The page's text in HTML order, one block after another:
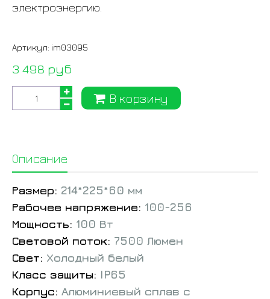
электроэнергию.
Артикул: im03095
3 498 руб
В корзину
Описание
Размер: 214*225*60 мм
Рабочее напряжение: 100-256
Мощность: 100 Вт
Световой поток: 7500 Люмен
Свет: Холодный белый
Класс защиты: IP65
Корпус: Алюминиевый сплав с